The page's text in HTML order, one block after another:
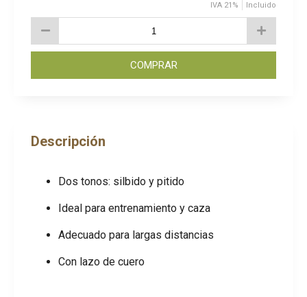
IVA 21% Incluido
COMPRAR
Descripción
Dos tonos: silbido y pitido
Ideal para entrenamiento y caza
Adecuado para largas distancias
Con lazo de cuero